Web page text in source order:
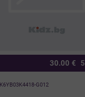
30.00 €
K6YB03K4418-G012